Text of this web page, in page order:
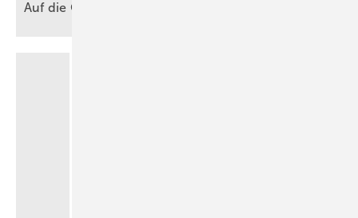
Auf die Oberfläche kommt’s